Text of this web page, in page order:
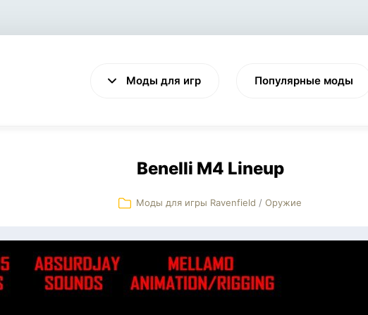
Моды для игр
VALHEIM CYBERPUNK 2077
Популярные моды
Benelli M4 Lineup
Моды для игры Ravenfield / Оружие